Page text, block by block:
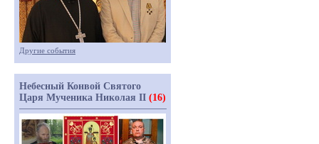
Другие события
Небесный Конвой Святого
Царя Мученика Николая II (16)